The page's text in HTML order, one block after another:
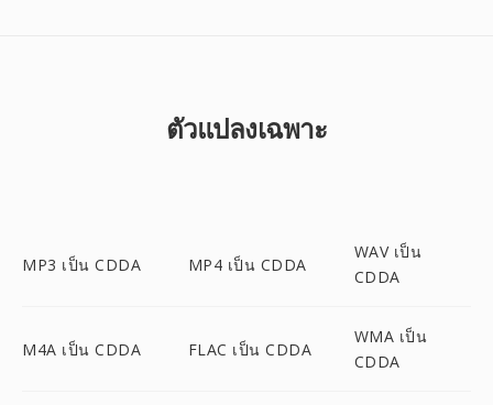
ตัวแปลงเฉพาะ
MP3 เป็น CDDA MP4 เป็น CDDA
WAV เป็น
CDDA
M4A เป็น CDDA FLAC เป็น CDDA
WMA เป็น
CDDA